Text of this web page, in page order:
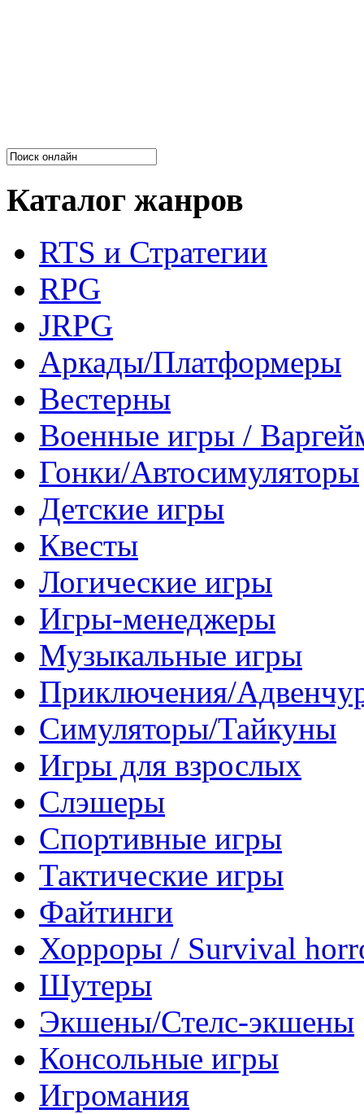
Каталог жанров
RTS и Стратегии
RPG
JRPG
Аркады/Платформеры
Вестерны
Военные игры /
Гонки/Автосимуляторы
Детские игры
Квесты
Логические игры
Игры-менеджеры
Музыкальные игры
Приключения/
Симуляторы/Тайкуны
Игры для взрослых
Слэшеры
Спортивные игры
Тактические игры
Файтинги
Хорроры / Survival
Шутеры
Экшены/Стелс-экшены
Консольные игры
Игромания